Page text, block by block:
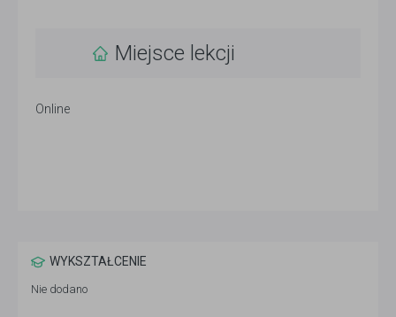
Miejsce lekcji
Online
WYKSZTAŁCENIE
Nie dodano